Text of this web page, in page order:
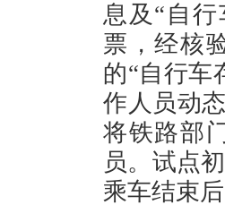
息及“自
票，经核
的“自行车
作人员动
将铁路部
员。试点
乘车结束